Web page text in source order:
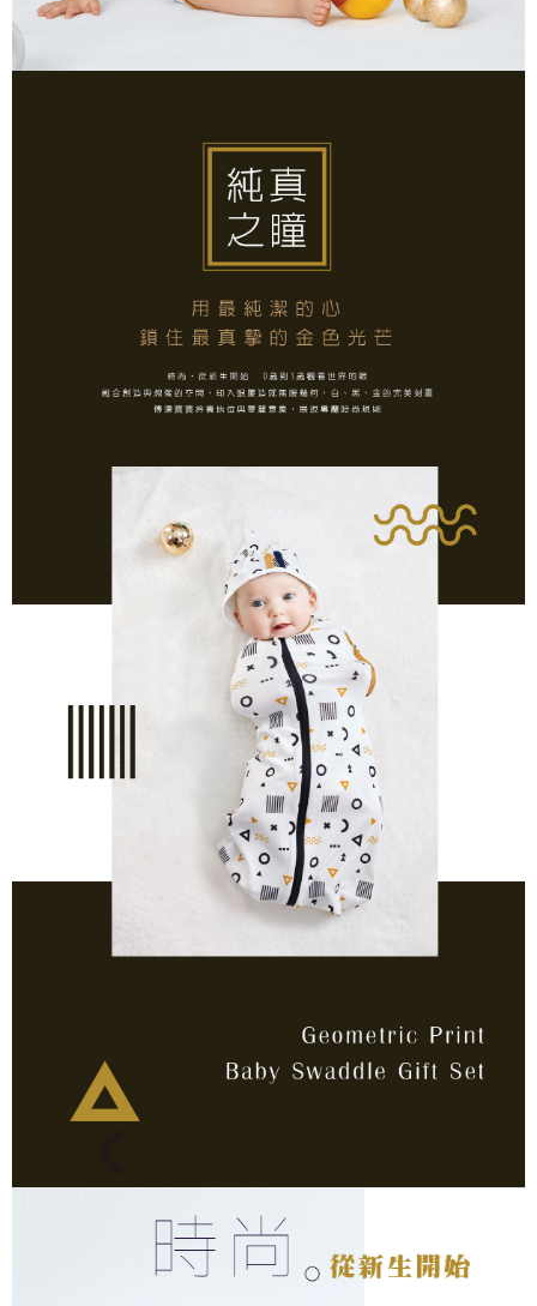
https://aftee.tw/terms/#terms3
３．未成年的使用者請事先徵得法定代理人或監護人之同意方可使用
５．嚴禁一人註冊多個帳號或使用他人資訊註冊。若發現惡意使用之情形，
恩沛科技股份有限公司將有權停止該用戶之使用額度並採取法律行動。